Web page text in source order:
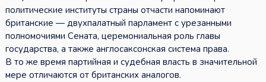
политические институты страны отчасти напоминают
британские — двухпалатный парламент с урезанными
полномочиями Сената, церемониальная роль главы
государства, а также англосаксонская система права.
В то же время партийная и судебная власть в значительной
мере отличаются от британских аналогов.